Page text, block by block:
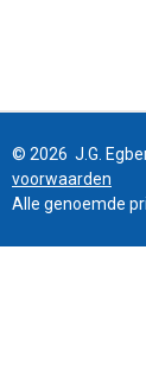
© 2026 J.G.
voorwaarden
Alle genoemde